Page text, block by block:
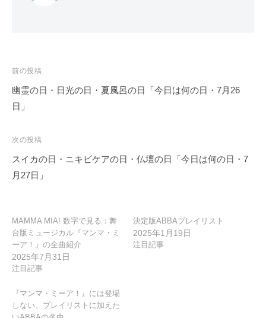
投
稿
ナ
ゲ
ー
シ
前の投稿
幽霊の日・日光の日・夏風呂の日「今日は何の日・7月26
日」
次の投稿
スイカの日・ニキビケアの日・仏壇の日「今日は何の日・7
月27日」
MAMMA MIA! 数字で見る：舞
台版ミュージカル『マンマ・ミ
ーア！』の全曲紹介
2025年7月31日
注目記事
決定版ABBAプレイリスト
2025年1月19日
注目記事
『マンマ・ミーア！』には登場
しない、プレイリストに加えた